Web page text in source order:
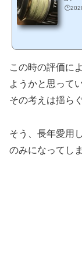
この時の評価に
ようかと思って
その考えは揺らぐ
そう、長年愛用
のみになってし